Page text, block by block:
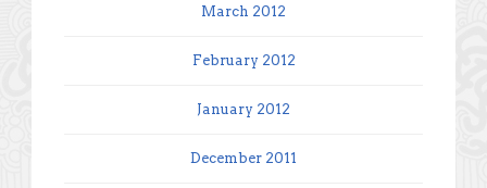
March 2012
February 2012
January 2012
December 2011